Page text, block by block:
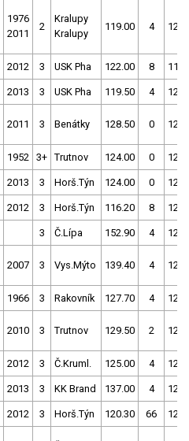
1976
2011
2
Kralupy
Kralupy
119.00 4
2012 3 USK Pha 122.00 8
2013 3 USK Pha 119.50 4
2011 3 Benátky 128.50 0
1952 3+ Trutnov 124.00 0
2013 3 Horš.Týn 124.00 0
2012 3 Horš.Týn 116.20 8
3 Č.Lípa 152.90 4
2007 3 Vys.Mýto 139.40 4
1966 3 Rakovník 127.70 4
2010 3 Trutnov 129.50 2
2012 3 Č.Kruml. 125.00 4
2013 3 KK Brand 137.00 4
2012 3 Horš.Týn 120.30 66